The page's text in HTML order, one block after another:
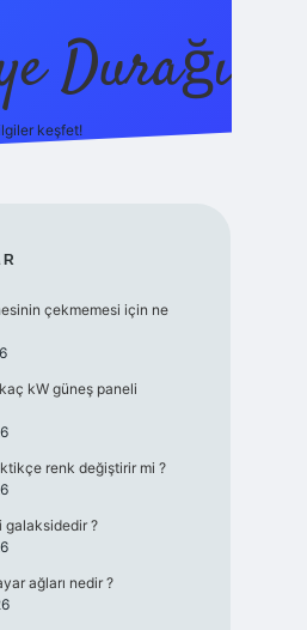
Durağı
keşfet!
çekmemesi için ne
kW güneş paneli
renk değiştirir mi ?
galaksidedir ?
ağları nedir ?